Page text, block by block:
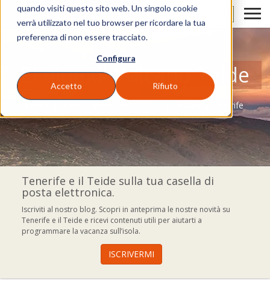
quando visiti questo sito web. Un singolo cookie
verrà utilizzato nel tuo browser per ricordare la tua
preferenza di non essere tracciato.
Configura
Accetto Rifiuto
El blog di Volcano Teide
Un blog dove scoprire tutto ciò che puoi fare a Tenerife
Tenerife e il Teide sulla tua casella di
posta elettronica.
Iscriviti al nostro blog. Scopri in anteprima le nostre novità su
Tenerife e il Teide e ricevi contenuti utili per aiutarti a
programmare la vacanza sull’isola.